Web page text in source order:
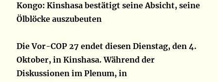
Kongo: Kinshasa bestätigt seine Absicht, seine
Ölblöcke auszubeuten
Die Vor-COP 27 endet diesen Dienstag, den 4.
Oktober, in Kinshasa. Während der
Diskussionen im Plenum, in